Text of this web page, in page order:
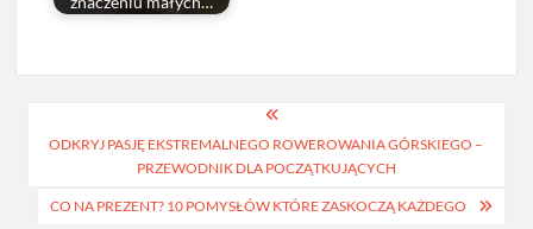
wpisu
ODKRYJ PASJĘ EKSTREMALNEGO ROWEROWANIA GÓRSKIEGO –
PRZEWODNIK DLA POCZĄTKUJĄCYCH
CO NA PREZENT? 10 POMYSŁÓW KTÓRE ZASKOCZĄ KAŻDEGO